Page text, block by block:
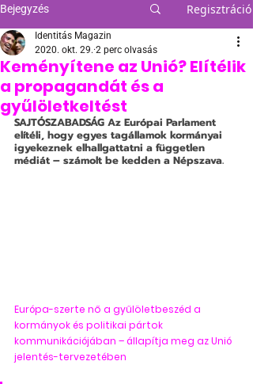
Bejegyzés Regisztráció
Keményítene az Unió? Elítélik
a propagandát és a
gyűlöletkeltést
Identitás Magazin
2020. okt. 29. 2 perc olvasás
SAJTÓSZABADSÁG Az Európai Parlament
elítéli, hogy egyes tagállamok kormányai
igyekeznek elhallgattatni a független
médiát – számolt be kedden a Népszava.
Európa-szerte nő a gyűlöletbeszéd a
kormányok és politikai pártok
kommunikációjában – állapítja meg az Unió
jelentés-tervezetében